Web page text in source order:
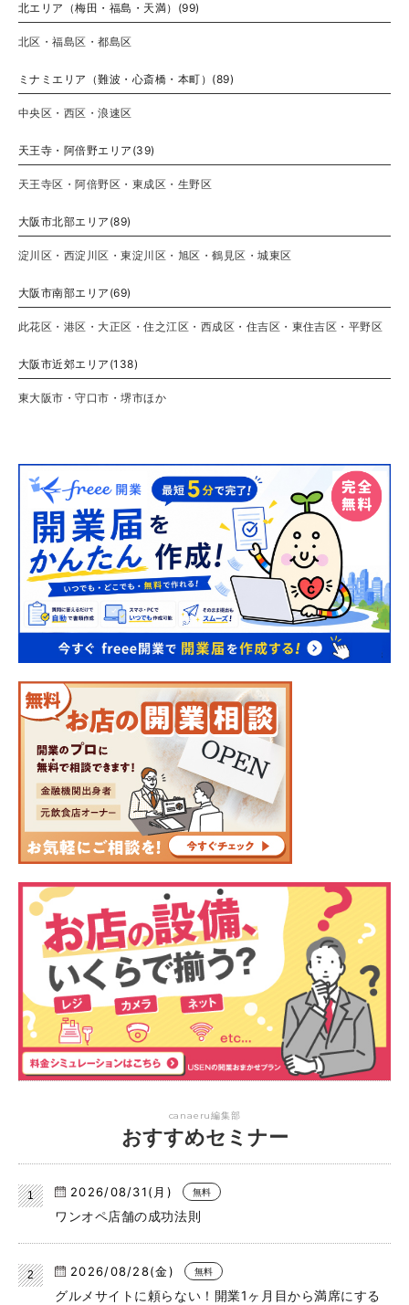
北エリア（梅田・福島・天満）(99)
北区・福島区・都島区
ミナミエリア（難波・心斎橋・本町）(89)
中央区・西区・浪速区
天王寺・阿倍野エリア(39)
天王寺区・阿倍野区・東成区・生野区
大阪市北部エリア(89)
淀川区・西淀川区・東淀川区・旭区・鶴見区・城東区
大阪市南部エリア(69)
此花区・港区・大正区・住之江区・西成区・住吉区・東住吉区・平野区
大阪市近郊エリア(138)
東大阪市・守口市・堺市ほか
canaeru編集部
おすすめセミナー
2026/08/31(月) 無料
ワンオペ店舗の成功法則
2026/08/28(金) 無料
グルメサイトに頼らない！開業1ヶ月目から満席にする